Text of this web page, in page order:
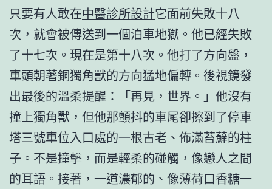
只要有人敢在中醫診所設計它面前失敗十八
次，就會被傳送到一個泊車地獄。他已經失敗
了十七次。現在是第十八次。他打了方向盤，
車頭朝著銅獨角獸的方向猛地偏轉。後視鏡發
出最後的溫柔提醒：「再見，世界。」他沒有
撞上獨角獸，但他那顫抖的車尾卻擦到了停車
塔三號車位入口處的一根古老、佈滿苔蘚的柱
子。不是撞擊，而是輕柔的碰觸，像戀人之間
的耳語。接著，一道濃郁的、像薄荷口香糖一